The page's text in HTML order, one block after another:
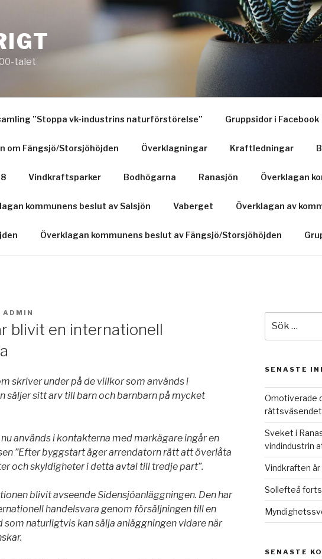
talet
”Stoppa vk-industrins naturförstörelse” Gruppsidor i Facebook
om Fängsjö/Storsjöhöjden Överklagningar Kraftledningar
Vindkraftsparker Bodhögarna Ranasjön Överklagan
kommunens beslut av Salsjön Vaberget Överklagan av
Överklagan kommunens beslut av Fängsjö/Storsjöhöjden
ADMIN
blivit en internationell
skriver under på de villkor som används i
säljer sitt arv till barn och barnbarn på mycket
används i kontakterna med markägare ingår en
”Efter byggstart äger arrendatorn rätt att överlåta
och skyldigheter i detta avtal till tredje part”.
blivit avseende Sidensjöanläggningen. Den har
handelsvara genom försäljningen till en
som naturligtvis kan sälja anläggningen vidare när
efter:
SENASTE
Omotiverade
Sveket i
vindindustrin
Vindkraften
Sollefteå
SENASTE